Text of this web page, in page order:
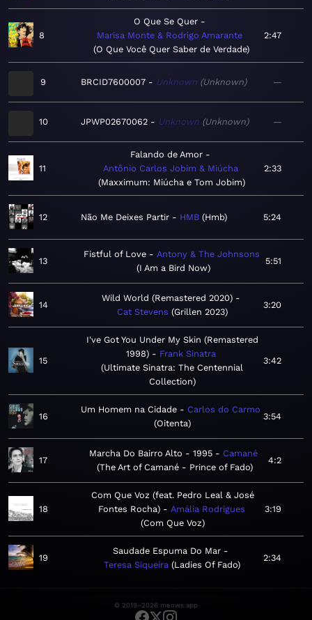
8
O Que Se Quer
Marisa Monte & Rodrigo Amarante
O Que Você Quer Saber de Verdade
2:47
9 BRCID7600007 Unknown Unknown —
10 JPWP02670062 Unknown Unknown —
11
Falando de Amor
Antônio Carlos Jobim & Miúcha
Maxximum: Miúcha e Tom Jobim
2:33
12 Não Me Deixes Partir HMB Hmb 5:24
13
Fistful of Love
Antony & The Johnsons
I Am a Bird Now
5:51
14
Wild World (Remastered 2020)
Cat Stevens Grillen 2023
3:20
15
I've Got You Under My Skin (Remastered
1998)
Frank Sinatra
Ultimate Sinatra: The Centennial
Collection
3:42
16
Um Homem na Cidade
Carlos do Carmo
Oitenta
3:54
17
Marcha Do Bairro Alto - 1995
Camané
The Art of Camané - Prince of Fado
4:2
18
Com Que Voz (feat. Pedro Leal & José
Fontes Rocha)
Amália Rodrigues
Com Que Voz
3:19
19
Saudade Espuma Do Mar
Teresa Siqueira Ladies Of Fado
2:34
© 2019–2026 meows.app